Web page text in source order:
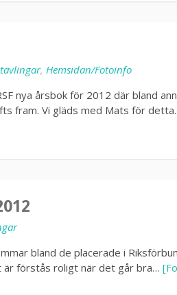
, Hemsidan/Fotoinfo
nya årsbok för 2012 där bland
fram. Vi gläds med Mats för detta.
bland de placerade i
är förstås roligt när det går bra…